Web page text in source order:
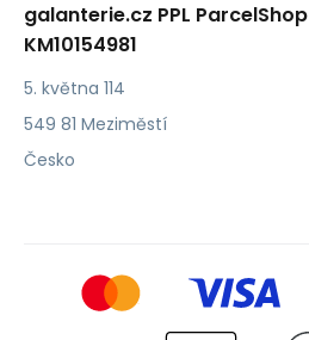
galanterie.cz PPL ParcelShop
KM10154981
5. května 114
549 81 Meziměstí
Česko